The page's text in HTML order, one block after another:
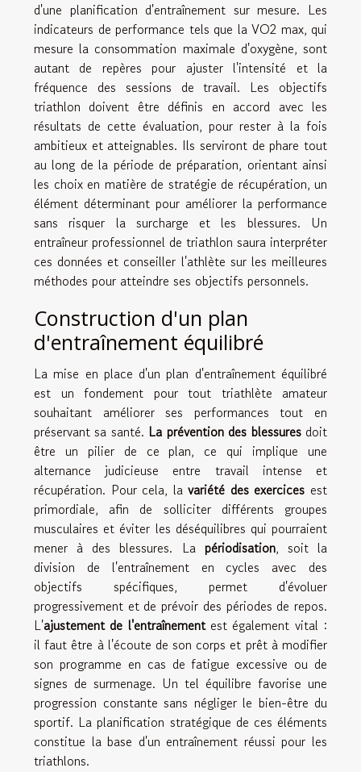
d'une planification d'entraînement sur mesure. Les
indicateurs de performance tels que la VO2 max, qui
mesure la consommation maximale d'oxygène, sont
autant de repères pour ajuster l'intensité et la
fréquence des sessions de travail. Les objectifs
triathlon doivent être définis en accord avec les
résultats de cette évaluation, pour rester à la fois
ambitieux et atteignables. Ils serviront de phare tout
au long de la période de préparation, orientant ainsi
les choix en matière de stratégie de récupération, un
élément déterminant pour améliorer la performance
sans risquer la surcharge et les blessures. Un
entraîneur professionnel de triathlon saura interpréter
ces données et conseiller l'athlète sur les meilleures
méthodes pour atteindre ses objectifs personnels.
Construction d'un plan
d'entraînement équilibré
La mise en place d'un plan d'entraînement équilibré
est un fondement pour tout triathlète amateur
souhaitant améliorer ses performances tout en
préservant sa santé. La prévention des blessuresdoit
être un pilier de ce plan, ce qui implique une
alternance judicieuse entre travail intense et
récupération. Pour cela, lavariété des exercices est
primordiale, afin de solliciter différents groupes
musculaires et éviter les déséquilibres qui pourraient
mener à des blessures. La périodisation, soit la
division de l'entraînement en cycles avec des
objectifs spécifiques, permet d'évoluer
progressivement et de prévoir des périodes de repos.
L'ajustement de l'entraînementest également vital :
il faut être à l'écoute de son corps et prêt à modifier
son programme en cas de fatigue excessive ou de
signes de surmenage. Un tel équilibre favorise une
progression constante sans négliger le bien-être du
sportif. La planification stratégique de ces éléments
constitue la base d'un entraînement réussi pour les
triathlons.